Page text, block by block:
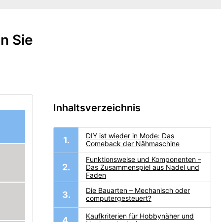
Sie
Inhaltsverzeichnis
DIY ist wieder in Mode: Das
Comeback der Nähmaschine
Funktionsweise und Komponenten –
Das Zusammenspiel aus Nadel und
Faden
Die Bauarten – Mechanisch oder
computergesteuert?
Kaufkriterien für Hobbynäher und